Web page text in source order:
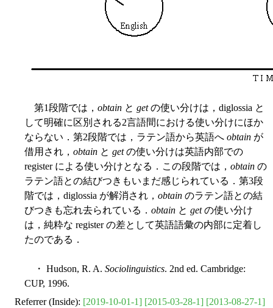
第1段階では， obtain と getの使い分けは，diglossia と
して明確に区別される2言語間における使い分けにほか
ならない．第2段階では，ラテン語から英語へ obtain が
借用され， obtain と getの使い分けは英語内部での
register による使い分けとなる．この段階では， obtain の
ラテン語との結びつきもいまだ感じられている．第3段
階では，diglossia が解消され， obtain のラテン語との結
びつきも忘れ去られている． obtain と getの使い分け
は，純粋な register の差として英語語彙の内部に定着し
たのである．
・ Hudson, R. A. Sociolinguistics. 2nd ed. Cambridge:
CUP, 1996.
Referrer (Inside): [2019-10-01-1] [2015-03-28-1] [2013-08-27-1]